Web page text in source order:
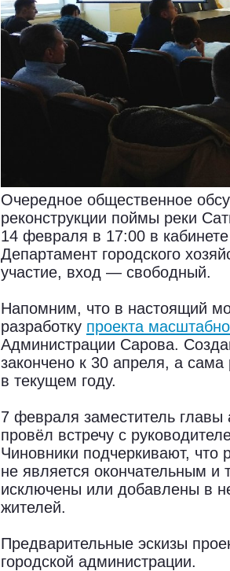
Очередное общественное
реконструкции поймы реки
14 февраля в 17:00 в
Департамент городского
участие, вход — свободный.
Напомним, что в настоящий
разработку проекта
Администрации Сарова.
закончено к 30 апреля, а
в текущем году.
7 февраля заместитель
провёл встречу с
Чиновники подчеркивают, что
не является окончательным
исключены или добавлены в
жителей.
Предварительные эскизы
городской администрации.